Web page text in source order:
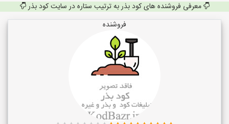
معرفی فروشنده های کود بذر به ترتیب ستاره در سایت کود بذر
فروشنده